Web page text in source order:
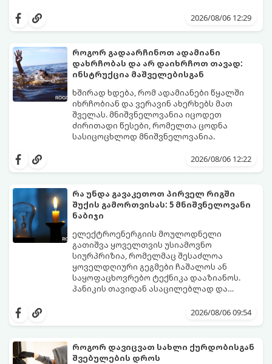
სპრეი და შხამქიმიკატი იყიდება, თუმცა
სახლში პატარა ბავშვები ან შინაური
ცხოველები არიან.
მარტივი, უსაფრთხო და იაფი
ჭიანჭველების მთელ კოლონიას სულ
რამდენიმე დღეში დაამარცხებთ.
გთავაზობთ ეფექტური ხაფანგის
მომზადების რეცეპტს:
2026/08/06 12:29
როგორ გადაარჩინოთ ადამიანი
დახრჩობას და არ დაიხრჩოთ თავად:
ინსტრუქცია მაშველებისგან
ხშირად ხდება, რომ ადამიანები წყალში
იხრჩობიან და ვერავინ ახერხებს მათ
შველას. მნიშვნელოვანია იცოდეთ
ძირითადი წესები, რომელთა ცოდნა
სასიცოცხლოდ მნიშვნელოვანია.
2026/08/06 12:22
რა უნდა გავაკეთოთ პირველ რიგში
შუქის გამორთვისას: 5 მნიშვნელოვანი
ნაბიჯი
ელექტროენერგიის მოულოდნელი
გათიშვა ყოველთვის უსიამოვნო
სიურპრიზია, რომელმაც შესაძლოა
ყოველდღიური გეგმები ჩაშალოს ან
საყოფაცხოვრებო ტექნიკა დააზიანოს.
პანიკის თავიდან ასაცილებლად და
უზრუნველსაყოფად, მნიშვნელოვანია
რომლებიც შუქის ქრობისთანავე
2026/08/06 09:54
როგორ დავიცვათ სახლი ქურდობისგან
შვებულების დროს